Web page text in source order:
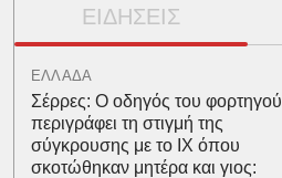
ΕΙΔΗΣΕΙΣ
ΕΛΛΑΔΑ
Σέρρες: Ο οδηγός του φορτηγού
περιγράφει τη στιγμή της
σύγκρουσης με το ΙΧ όπου
σκοτώθηκαν μητέρα και γιος: